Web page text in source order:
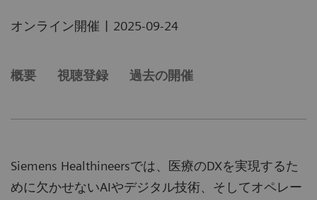
オンライン開催 | 2025-09-24
概要 視聴登録 過去の開催
Siemens Healthineersでは、医療のDXを実現するた
めに欠かせないAIやデジタル技術、そしてオペレー